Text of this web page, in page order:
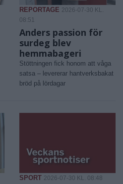
REPORTAGE 2026-07-30 KL.
08:51
Anders passion för
surdeg blev
hemmabageri
Stöttningen fick honom att våga
satsa – levererar hantverksbakat
bröd på lördagar
SPORT 2026-07-30 KL. 08:48